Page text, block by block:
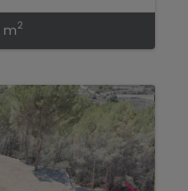
m2